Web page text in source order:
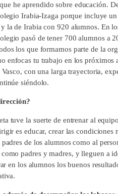
he aprendido sobre educación.
Irabia-Izaga porque incluye
la de Irabia con 920 alumnos. En
pasó de tener 700 alumnos a
los que formamos parte de la
enfocas tu trabajo en los próximos
con una larga trayectoria,
siéndolo.
tuve la suerte de entrenar al
es educar, crear las condiciones
de los alumnos como al
padres y madres, y lleguen a
en los alumnos los buenos